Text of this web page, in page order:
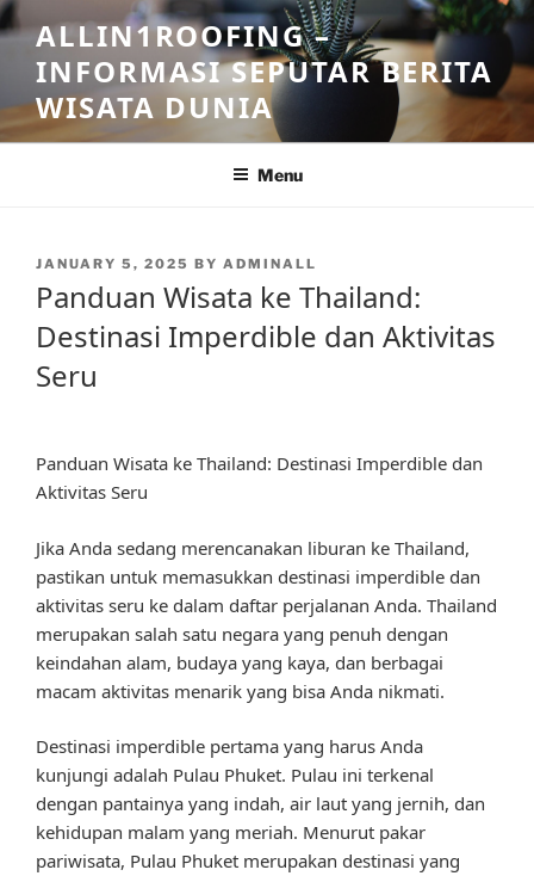
Skip
to
content
ALLIN1ROOFING –
INFORMASI SEPUTAR BERITA
WISATA DUNIA
Menu
POSTED
JANUARY 5, 2025 BY ADMINALL
Panduan Wisata ke Thailand:
Destinasi Imperdible dan Aktivitas
Seru
Panduan Wisata ke Thailand: Destinasi Imperdible dan
Aktivitas Seru
Jika Anda sedang merencanakan liburan ke Thailand,
pastikan untuk memasukkan destinasi imperdible dan
aktivitas seru ke dalam daftar perjalanan Anda. Thailand
merupakan salah satu negara yang penuh dengan
keindahan alam, budaya yang kaya, dan berbagai
macam aktivitas menarik yang bisa Anda nikmati.
Destinasi imperdible pertama yang harus Anda
kunjungi adalah Pulau Phuket. Pulau ini terkenal
dengan pantainya yang indah, air laut yang jernih, dan
kehidupan malam yang meriah. Menurut pakar
pariwisata, Pulau Phuket merupakan destinasi yang